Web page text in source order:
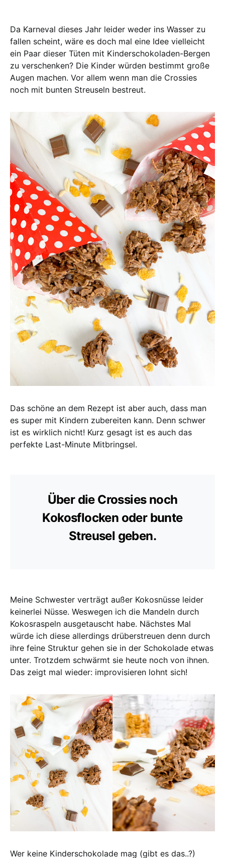
Da Karneval dieses Jahr leider weder ins Wasser zu
fallen scheint, wäre es doch mal eine Idee vielleicht
ein Paar dieser Tüten mit Kinderschokoladen-Bergen
zu verschenken? Die Kinder würden bestimmt große
Augen machen. Vor allem wenn man die Crossies
noch mit bunten Streuseln bestreut.
Das schöne an dem Rezept ist aber auch, dass man
es super mit Kindern zubereiten kann. Denn schwer
ist es wirklich nicht! Kurz gesagt ist es auch das
perfekte Last-Minute Mitbringsel.
Über die Crossies noch
Kokosflocken oder bunte
Streusel geben.
Meine Schwester verträgt außer Kokosnüsse leider
keinerlei Nüsse. Weswegen ich die Mandeln durch
Kokosraspeln ausgetauscht habe. Nächstes Mal
würde ich diese allerdings drüberstreuen denn durch
ihre feine Struktur gehen sie in der Schokolade etwas
unter. Trotzdem schwärmt sie heute noch von ihnen.
Das zeigt mal wieder: improvisieren lohnt sich!
Wer keine Kinderschokolade mag (gibt es das..?)